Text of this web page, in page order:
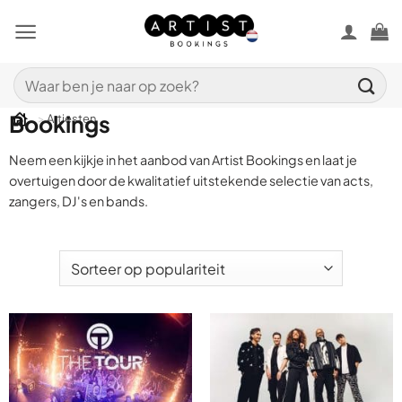
naar
Zoeken
naar:
>Artiesten
Artiestenaanbod van Artist
Bookings
Neem een kijkje in het aanbod van Artist Bookings en laat je
overtuigen door de kwalitatief uitstekende selectie van acts,
zangers, DJ's en bands.